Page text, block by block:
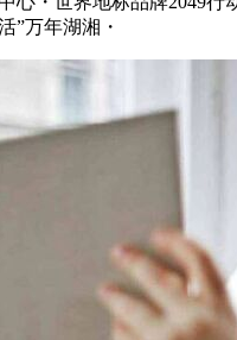
”万年湖湘・